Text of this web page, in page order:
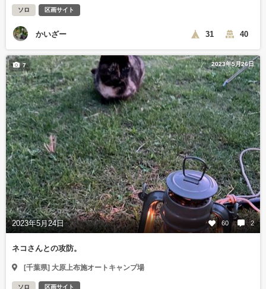
ソロ 区画サイト
かいざー 31 40
2023年5月26日
2023年5月24日 60 2
7
ネコさんとの攻防。
[千葉県] 大原上布施オートキャンプ場
ソロ 区画サイト